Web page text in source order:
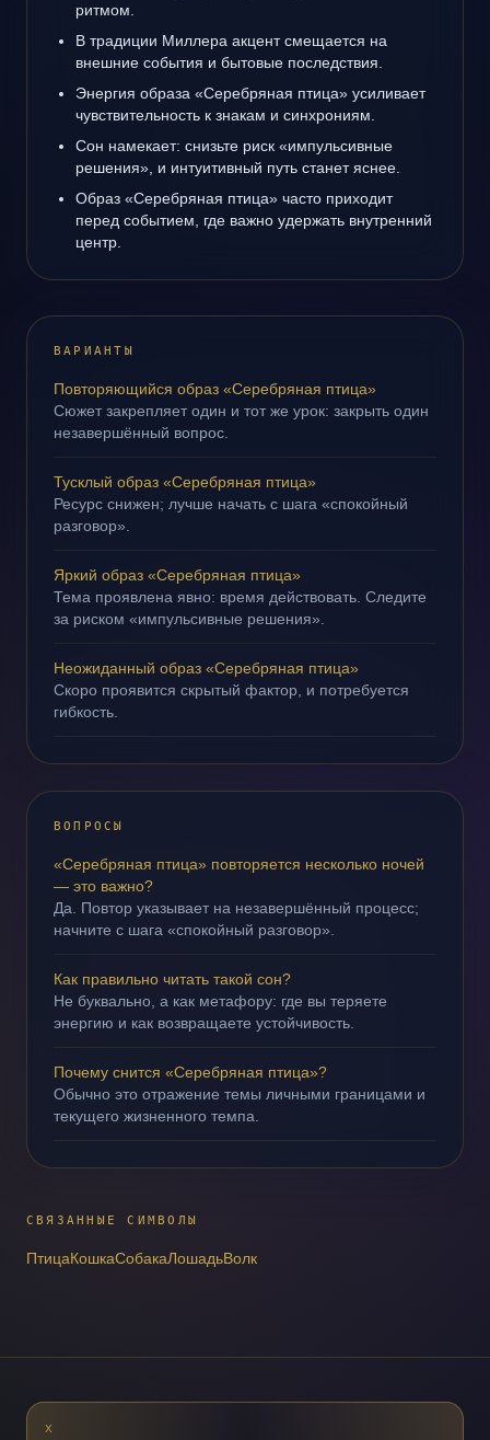
ритмом.
В традиции Миллера акцент смещается на
внешние события и бытовые последствия.
Энергия образа «Серебряная птица» усиливает
чувствительность к знакам и синхрониям.
Сон намекает: снизьте риск «импульсивные
решения», и интуитивный путь станет яснее.
Образ «Серебряная птица» часто приходит
перед событием, где важно удержать внутренний
центр.
ВАРИАНТЫ
Повторяющийся образ «Серебряная птица»
Сюжет закрепляет один и тот же урок: закрыть один
незавершённый вопрос.
Тусклый образ «Серебряная птица»
Ресурс снижен; лучше начать с шага «спокойный
разговор».
Яркий образ «Серебряная птица»
Тема проявлена явно: время действовать. Следите
за риском «импульсивные решения».
Неожиданный образ «Серебряная птица»
Скоро проявится скрытый фактор, и потребуется
гибкость.
ВОПРОСЫ
«Серебряная птица» повторяется несколько ночей
— это важно?
Да. Повтор указывает на незавершённый процесс;
начните с шага «спокойный разговор».
Как правильно читать такой сон?
Не буквально, а как метафору: где вы теряете
энергию и как возвращаете устойчивость.
Почему снится «Серебряная птица»?
Обычно это отражение темы личными границами и
текущего жизненного темпа.
СВЯЗАННЫЕ СИМВОЛЫ
ПтицаКошкаСобакаЛошадьВолк
X